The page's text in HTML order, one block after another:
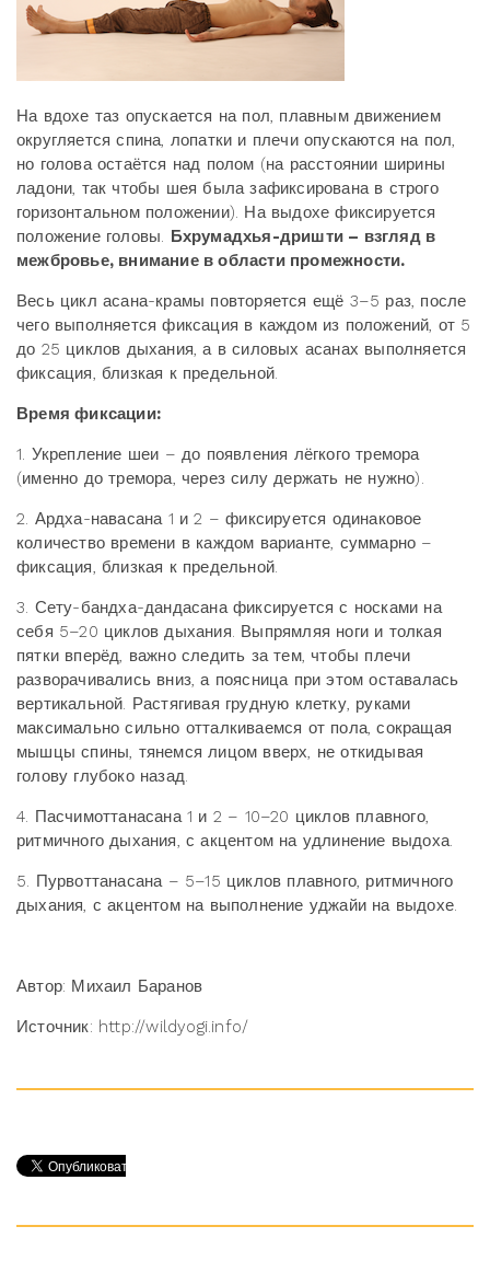
На вдохе таз опускается на пол, плавным движением
округляется спина, лопатки и плечи опускаются на пол,
но голова остаётся над полом (на расстоянии ширины
ладони, так чтобы шея была зафиксирована в строго
горизонтальном положении). На выдохе фиксируется
положение головы. Бхрумадхья-дришти – взгляд в
межбровье, внимание в области промежности.
Весь цикл асана-крамы повторяется ещё 3–5 раз, после
чего выполняется фиксация в каждом из положений, от 5
до 25 циклов дыхания, а в силовых асанах выполняется
фиксация, близкая к предельной.
Время фиксации:
1. Укрепление шеи – до появления лёгкого тремора
(именно до тремора, через силу держать не нужно).
2. Ардха-навасана 1 и 2 – фиксируется одинаковое
количество времени в каждом варианте, суммарно –
фиксация, близкая к предельной.
3. Сету-бандха-дандасана фиксируется с носками на
себя 5–20 циклов дыхания. Выпрямляя ноги и толкая
пятки вперёд, важно следить за тем, чтобы плечи
разворачивались вниз, а поясница при этом оставалась
вертикальной. Растягивая грудную клетку, руками
максимально сильно отталкиваемся от пола, сокращая
мышцы спины, тянемся лицом вверх, не откидывая
голову глубоко назад.
4. Пасчимоттанасана 1 и 2 – 10–20 циклов плавного,
ритмичного дыхания, с акцентом на удлинение выдоха.
5. Пурвоттанасана – 5–15 циклов плавного, ритмичного
дыхания, с акцентом на выполнение уджайи на выдохе.
Автор: Михаил Баранов
Источник: http://wildyogi.info/